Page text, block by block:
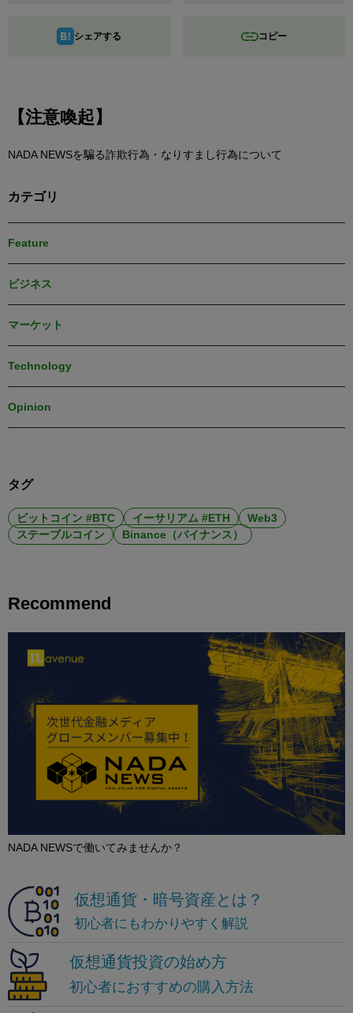
シェアする コピー
【注意喚起】
NADA NEWSを騙る詐欺行為・なりすまし行為について
カテゴリ
Feature
ビジネス
マーケット
Technology
Opinion
タグ
ビットコイン #BTC イーサリアム #ETH
Web3
ステーブルコイン
Binance（バイナンス）
Recommend
NADA NEWSで働いてみませんか？